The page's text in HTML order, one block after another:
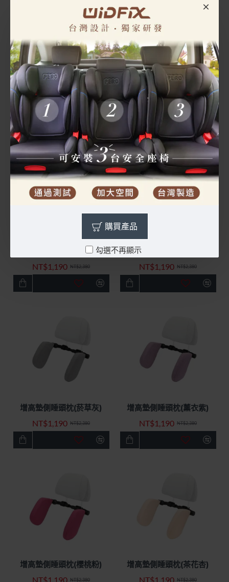
購買產品
勾選不再顯示
特價優惠
快速出貨
-50%
增高墊側睡頭枕(橄欖綠)
NT$1,190
特價優惠
快速出貨
-50%
增高墊側睡頭枕(蘋果綠)
NT$1,190
NT$2,380
特價優惠
-50%
增高墊側睡頭枕(丹寧藍)
NT$1,190 NT$2,380
快速出貨
-50%
增高墊側睡頭枕(鳶尾藍)
NT$1,190 NT$2,380
特價優惠
快速出貨
-50%
增高墊側睡頭枕(菸草灰)
NT$1,190 NT$2,380
特價優惠
快速出貨
-50%
增高墊側睡頭枕(薰衣紫)
NT$1,190 NT$2,380
特價優惠
快速出貨
-50%
增高墊側睡頭枕(櫻桃粉)
NT$1,190 NT$2,380
特價優惠
快速出貨
-50%
增高墊側睡頭枕(茶花杏)
NT$1,190 NT$2,380